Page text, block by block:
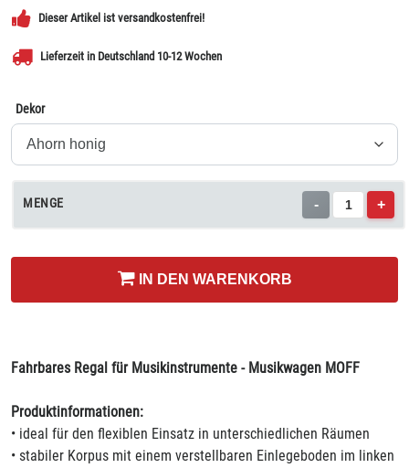
Dieser Artikel ist versandkostenfrei!
Lieferzeit in Deutschland 10-12 Wochen
Dekor
MENGE - +
IN DEN WARENKORB
Fahrbares Regal für Musikinstrumente - Musikwagen MOFF
Produktinformationen:
• ideal für den flexiblen Einsatz in unterschiedlichen Räumen
• stabiler Korpus mit einem verstellbaren Einlegeboden im linken